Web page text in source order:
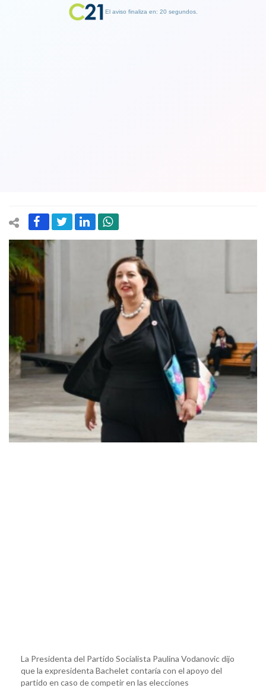
La Presidenta del Partido Socialista Paulina Vodanovic dijo
que la expresidenta Bachelet contaría con el apoyo del
partido en caso de competir en las elecciones
El aviso finaliza en: 19 segundos.